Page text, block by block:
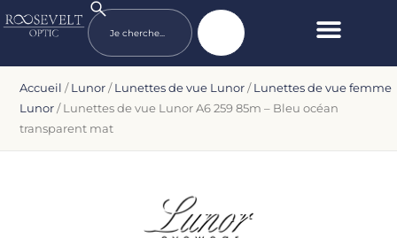
Accueil /Lunor/Lunettes de vue Lunor/Lunettes de vue femme
Lunor/ Lunettes de vue Lunor A6 259 85m – Bleu océan
transparent mat